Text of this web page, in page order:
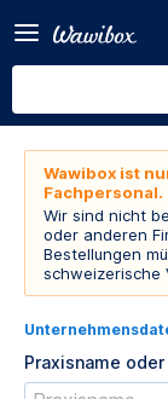
Wawibox ist
Fachpersonal.
Wir sind nicht
oder anderen
Bestellungen
schweizerische
Praxisname oder